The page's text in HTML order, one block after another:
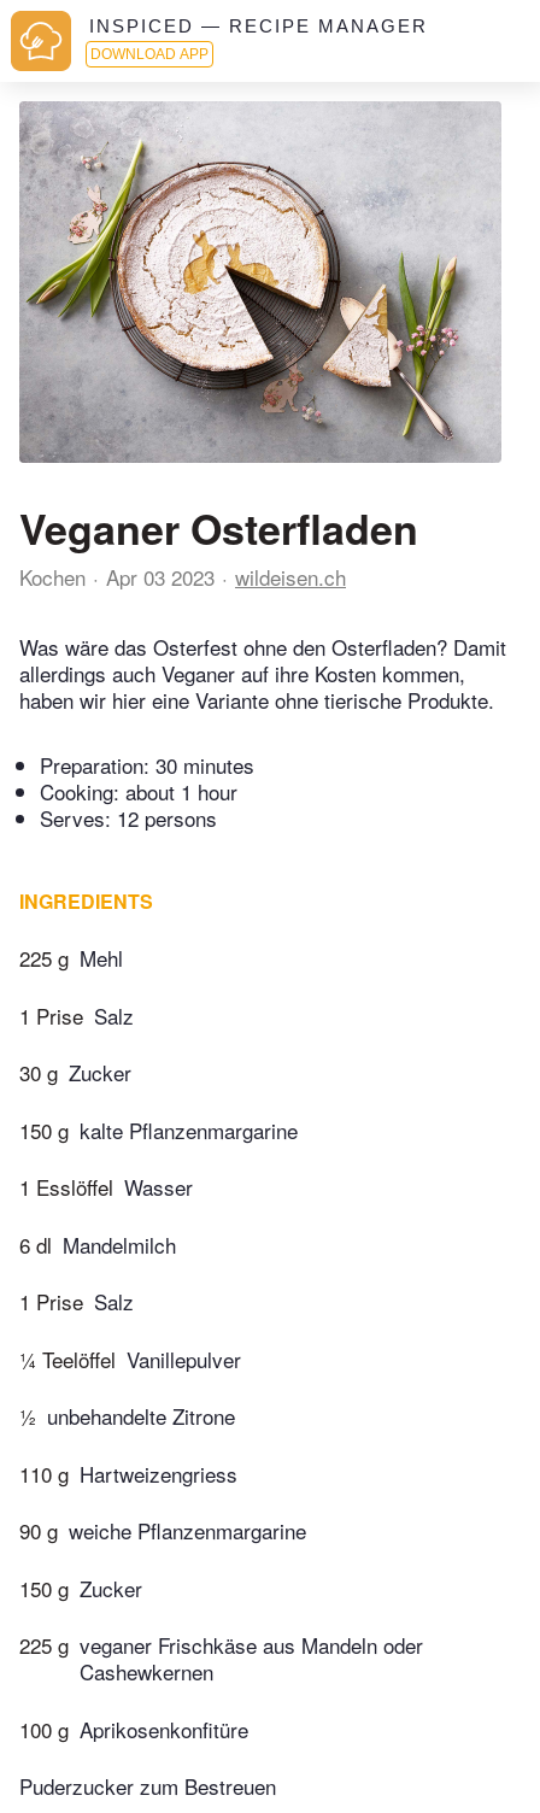
INSPICED — RECIPE MANAGER
DOWNLOAD APP
Veganer Osterfladen
Kochen Apr 03 2023 wildeisen.ch
Was wäre das Osterfest ohne den Osterfladen? Damit
allerdings auch Veganer auf ihre Kosten kommen,
haben wir hier eine Variante ohne tierische Produkte.
Preparation: 30 minutes
Cooking: about 1 hour
Serves: 12 persons
INGREDIENTS
225 g Mehl
1 Prise Salz
30 g Zucker
150 g kalte Pflanzenmargarine
1 Esslöffel Wasser
6 dl Mandelmilch
1 Prise Salz
¼ Teelöffel Vanillepulver
½ unbehandelte Zitrone
110 g Hartweizengriess
90 g weiche Pflanzenmargarine
150 g Zucker
225 g veganer Frischkäse aus Mandeln oder
Cashewkernen
100 g Aprikosenkonfitüre
Puderzucker zum Bestreuen